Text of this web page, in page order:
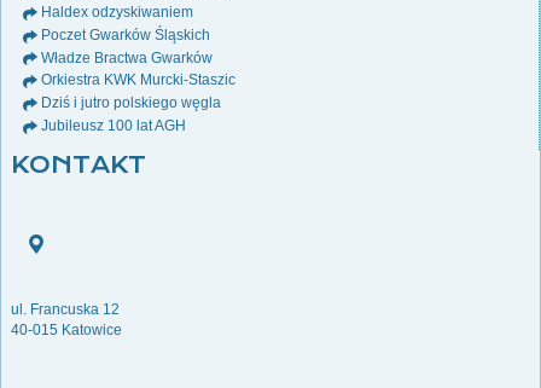
Haldex odzyskiwaniem
Poczet Gwarków Śląskich
Władze Bractwa Gwarków
Orkiestra KWK Murcki-Staszic
Dziś i jutro polskiego węgla
Jubileusz 100 lat AGH
KONTAKT
ul. Francuska 12
40-015 Katowice